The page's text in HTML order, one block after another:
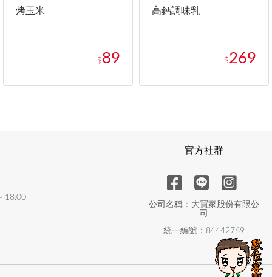
烤玉米
$89
高鈣調味乳
$269
18:00
官方社群
公司名稱：大買家股份有限公
司
統一編號：84442769